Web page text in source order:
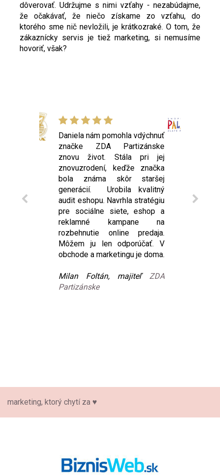
dôverovať. Udržujme s nimi vzťahy - nezabúdajme,
že očakávať, že niečo získame zo vzťahu, do
ktorého sme nič nevložili, je krátkozraké. O tom, že
zákaznícky servis je tiež marketing, si nemusíme
hovoriť, však?
Daniela ako kvalitný marketér
disponuje vynikajúcimi nielen
odbornými znalosťami z
oblasti marketingu a PR, ale aj
organizačnými schopnosťami,
takže vám dokáže poskytnúť
podporu aj pri aktivitách a
eventoch rôzneho zamerania.
Odporúčam z vlastnej
skúsenosti, postará sa o
všetko, počnúc online
marketingom a profesionálny
Iveta Adamcová, center
marketing, ktorý chytí za ♥